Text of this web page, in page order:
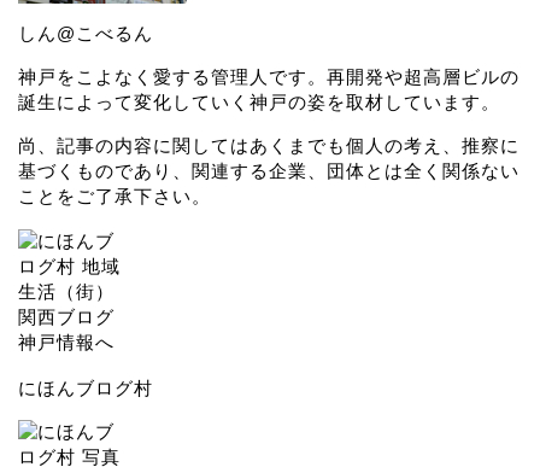
しん@こべるん
神戸をこよなく愛する管理人です。再開発や超高層ビルの
誕生によって変化していく神戸の姿を取材しています。
尚、記事の内容に関してはあくまでも個人の考え、推察に
基づくものであり、関連する企業、団体とは全く関係ない
ことをご了承下さい。
にほんブログ村